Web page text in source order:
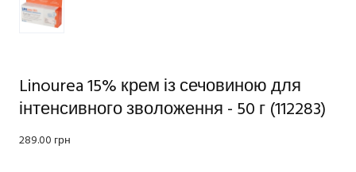
Linourea 15% крем із сечовиною для
інтенсивного зволоження - 50 г (112283)
289.00 грн